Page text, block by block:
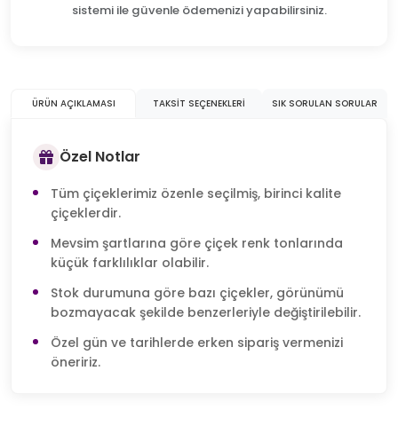
sistemi ile güvenle ödemenizi yapabilirsiniz.
ÜRÜN AÇIKLAMASI TAKSIT SEÇENEKLERI SIK SORULAN SORULAR
Özel Notlar
Tüm çiçeklerimiz özenle seçilmiş, birinci kalite
çiçeklerdir.
Mevsim şartlarına göre çiçek renk tonlarında
küçük farklılıklar olabilir.
Stok durumuna göre bazı çiçekler, görünümü
bozmayacak şekilde benzerleriyle değiştirilebilir.
Özel gün ve tarihlerde erken sipariş vermenizi
öneririz.